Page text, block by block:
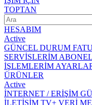
TOPTAN
HESABIM
Active
GÜNCEL DURUM
SERVİSLERİM
İŞLEMLERİM
ÜRÜNLER
Active
İNTERNET / ERİŞİM
İLETİŞİM TV+ VERİ